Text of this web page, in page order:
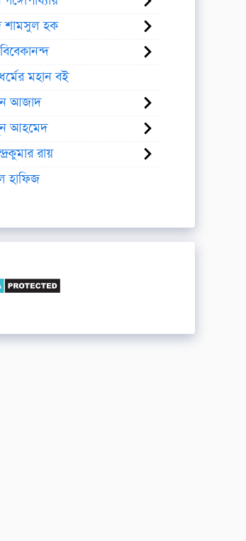
শামসুল হক
মহান বই
আজাদ
আহমেদ
রায়
হাফিজ